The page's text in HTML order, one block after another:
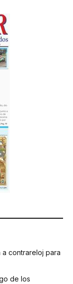
a contrareloj para
de los